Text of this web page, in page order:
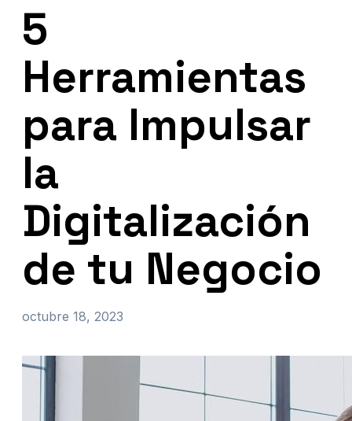
5
Herramientas
para Impulsar
la
Digitalización
de tu Negocio
octubre 18, 2023